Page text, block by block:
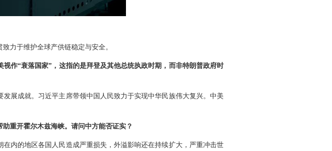
力于维护全球产供链稳定与安全。
作“衰落国家”，这指的是拜登及其他总统执政时期，而非特朗普政府时
展成就。习近平主席带领中国人民致力于实现中华民族伟大复兴。中美
重开霍尔木兹海峡。请问中方能否证实？
内的地区各国人民造成严重损失，外溢影响还在持续扩大，严重冲击世